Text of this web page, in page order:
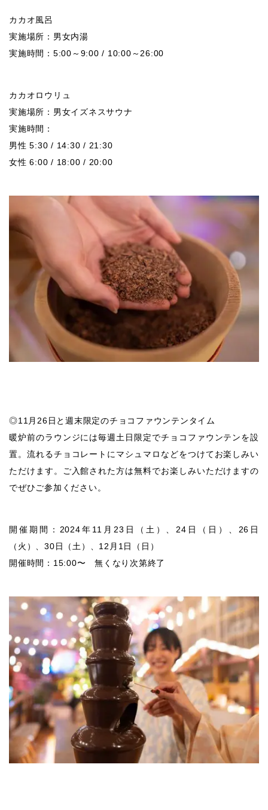
カカオ風呂
実施場所：男女内湯
実施時間：5:00～9:00 / 10:00～26:00
カカオロウリュ
実施場所：男女イズネスサウナ
実施時間：
男性 5:30 / 14:30 / 21:30
女性 6:00 / 18:00 / 20:00
◎11月26日と週末限定のチョコファウンテンタイム
暖炉前のラウンジには毎週土日限定でチョコファウンテンを設
置。流れるチョコレートにマシュマロなどをつけてお楽しみい
ただけます。ご入館された方は無料でお楽しみいただけますの
でぜひご参加ください。
開催期間：2024年11月23日（土）、24日（日）、26日
（火）、30日（土）、12月1日（日）
開催時間：15:00〜 無くなり次第終了